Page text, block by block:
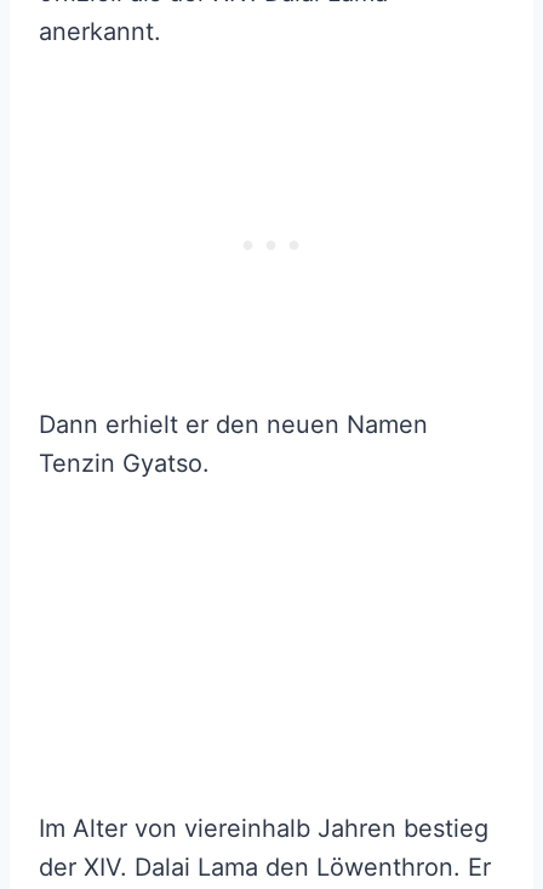
anerkannt.
Dann erhielt er den neuen Namen
Tenzin Gyatso.
Im Alter von viereinhalb Jahren bestieg
der XIV. Dalai Lama den Löwenthron. Er